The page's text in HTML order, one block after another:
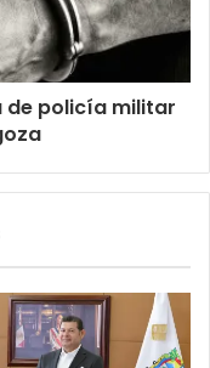
de policía militar